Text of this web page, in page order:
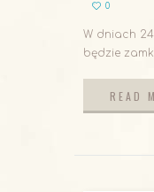
0
W dniach
będzie
READ